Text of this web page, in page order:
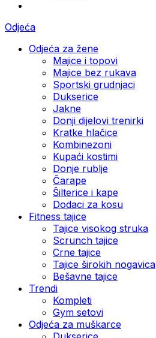
Odjeća
Odjeća za žene
Majice i topovi
Majice bez rukava
Sportski grudnjaci
Dukserice
Jakne
Donji dijelovi trenirki
Kratke hlačice
Kombinezoni
Kupaći kostimi
Donje rublje
Čarape
Šilterice i kape
Dodaci za kosu
Fitness tajice
Tajice visokog struka
Scrunch tajice
Crne tajice
Tajice širokih nogavica
Bešavne tajice
Trendi
Kompleti
Gym setovi
Odjeća za muškarce